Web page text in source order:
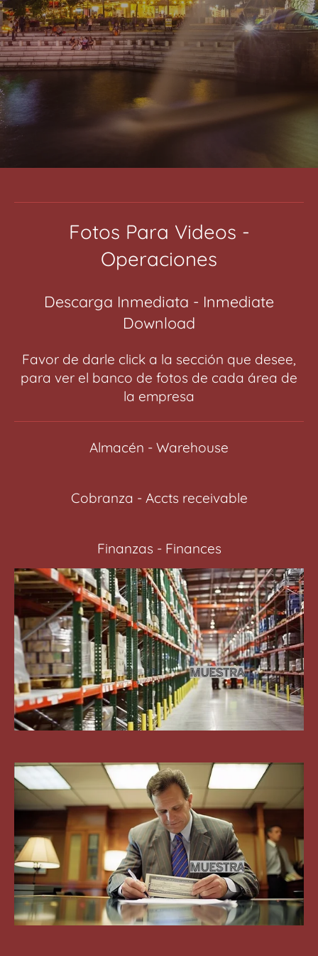
Fotos Para Videos -
Operaciones
Descarga Inmediata - Inmediate
Download
Favor de darle click a la sección que desee,
para ver el banco de fotos de cada área de
la empresa
Almacén - Warehouse
Cobranza - Accts receivable
Finanzas - Finances